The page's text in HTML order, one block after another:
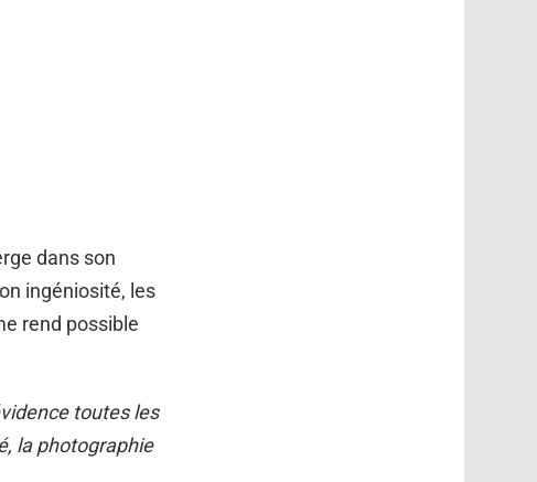
dans son
ingéniosité, les
rend possible
toutes les
la photographie